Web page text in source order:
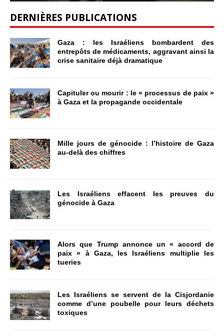
DERNIÈRES PUBLICATIONS
Gaza : les Israéliens bombardent des
entrepôts de médicaments, aggravant ainsi la
crise sanitaire déjà dramatique
Capituler ou mourir : le « processus de paix »
à Gaza et la propagande occidentale
Mille jours de génocide : l’histoire de Gaza
au-delà des chiffres
Les Israéliens effacent les preuves du
génocide à Gaza
Alors que Trump annonce un « accord de
paix » à Gaza, les Israéliens multiplie les
tueries
Les Israéliens se servent de la Cisjordanie
comme d’une poubelle pour leurs déchets
toxiques